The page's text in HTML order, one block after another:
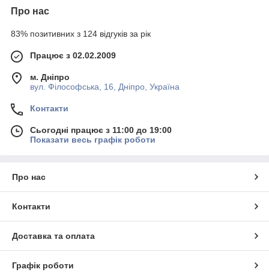
Про нас
83% позитивних з 124 відгуків за рік
Працює з 02.02.2009
м. Дніпро
вул. Філософська, 16, Дніпро, Україна
Контакти
Сьогодні працює з 11:00 до 19:00
Показати весь графік роботи
Про нас
Контакти
Доставка та оплата
Графік роботи